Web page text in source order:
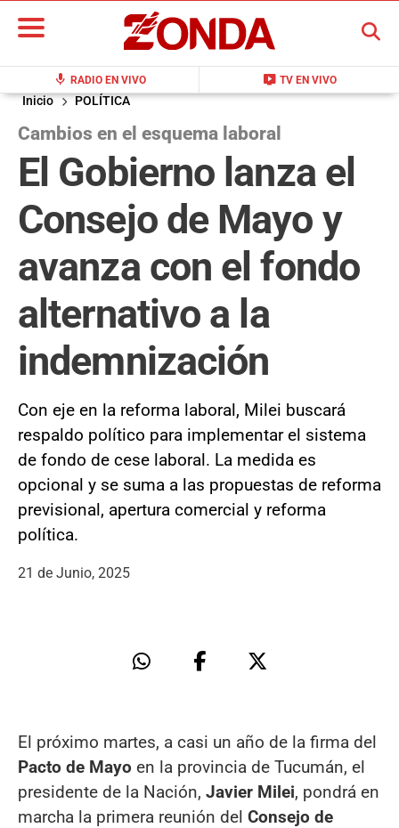
mic RADIO EN VIVO live_tv TV EN VIVO
BUSCAR
Inicio POLÍTICA
Cambios en el esquema laboral
El Gobierno lanza el
Consejo de Mayo y
avanza con el fondo
alternativo a la
indemnización
Con eje en la reforma laboral, Milei buscará
respaldo político para implementar el sistema
de fondo de cese laboral. La medida es
opcional y se suma a las propuestas de reforma
previsional, apertura comercial y reforma
política.
21 de Junio, 2025
El próximo martes, a casi un año de la firma del
Pacto de Mayo en la provincia de Tucumán, el
presidente de la Nación, Javier Milei, pondrá en
marcha la primera reunión del Consejo de